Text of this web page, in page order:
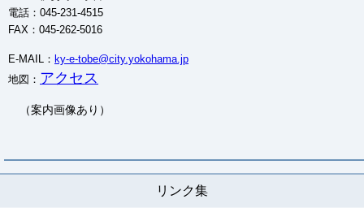
電話：045-231-4515
FAX：045-262-5016
E-MAIL： ky-e-tobe@city.yokohama.jp
地図： アクセス
（案内画像あり）
リンク集